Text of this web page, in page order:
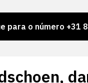
+31 85 024